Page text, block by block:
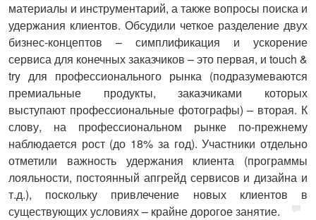
материалы и инструментарий, а также вопросы поиска и
удержания клиентов. Обсудили четкое разделение двух
бизнес-концептов – симплификация и ускорение
сервиса для конечных заказчиков – это первая, и touch &
try для профессионального рынка (подразумеваются
премиальные продукты, заказчиками которых
выступают профессиональные фотографы) – вторая. К
слову, на профессиональном рынке по-прежнему
наблюдается рост (до 18% за год). Участники отдельно
отметили важность удержания клиента (программы
лояльности, постоянный апгрейд сервисов и дизайна и
т.д.), поскольку привлечение новых клиентов в
существующих условиях – крайне дорогое занятие.